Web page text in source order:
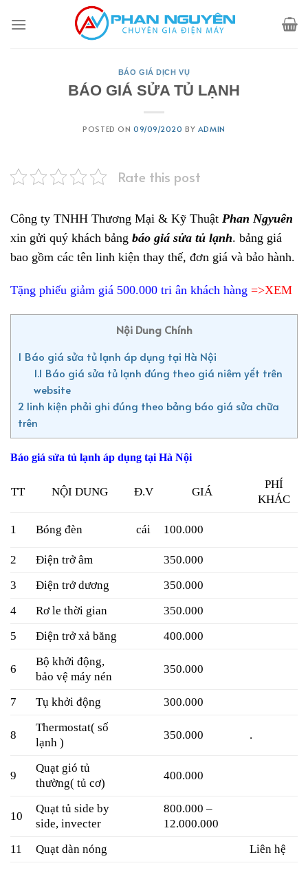
BÁO GIÁ DỊCH VỤ
BÁO GIÁ SỬA TỦ LẠNH
POSTED ON 09/09/2020 BY ADMIN
Rate this post
Công ty TNHH Thương Mại & Kỹ Thuật Phan Ngyuên
xin gửi quý khách bảng báo giá sửa tủ lạnh. bảng giá
bao gồm các tên linh kiện thay thế, đơn giá và bảo hành.
Tặng phiếu giảm giá 500.000 tri ân khách hàng =>XEM
Nội Dung Chính
1 Báo giá sửa tủ lạnh áp dụng tại Hà Nội
1.1 Báo giá sửa tủ lạnh đúng theo giá niêm yết trên
website
2 linh kiện phải ghi đúng theo bảng báo giá sửa chữa
trên
Báo giá sửa tủ lạnh áp dụng tại Hà Nội
TT NỘI DUNG Đ.V GIÁ
PHÍ
KHÁC
1 Bóng đèn cái 100.000
2 Điện trở âm
350.000
3
Điện trở dương
350.000
4
Rơ le thời gian
350.000
5
Điện trở xả băng 400.000
6
Bộ khởi động,
bảo vệ máy nén
350.000
7 Tụ khởi động 300.000
8
Thermostat( số
lạnh )
350.000 .
9
Quạt gió tủ
thường( tủ cơ)
400.000
10
Quạt tủ side by
side, invecter
800.000 –
12.000.000
11
Quạt dàn nóng Liên hệ